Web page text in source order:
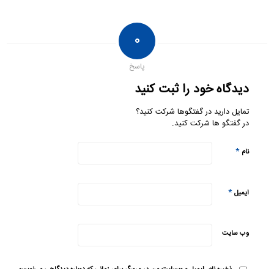
۰
پاسخ
دیدگاه خود را ثبت کنید
تمایل دارید در گفتگوها شرکت کنید؟
در گفتگو ها شرکت کنید.
نام*
ایمیل*
وب‌ سایت